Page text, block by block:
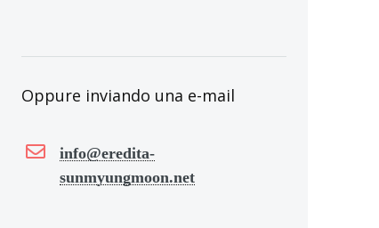
Oppure inviando una e-mail
info@eredita-
sunmyungmoon.net